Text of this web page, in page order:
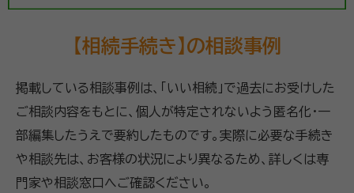
【相続手続き】の相談事例
掲載している相談事例は、「いい相続」で過去にお受けした
ご相談内容をもとに、個人が特定されないよう匿名化・一
部編集したうえで要約したものです。実際に必要な手続き
や相談先は、お客様の状況により異なるため、詳しくは専
門家や相談窓口へご確認ください。